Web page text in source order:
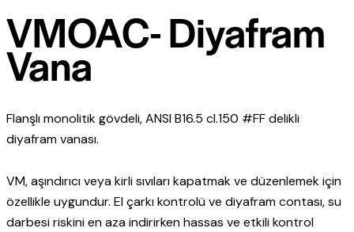
VMOAC- Diyafram
Vana
Flanşlı monolitik gövdeli, ANSI B16.5 cl.150 #FF delikli
diyafram vanası.
VM, aşındırıcı veya kirli sıvıları kapatmak ve düzenlemek için
özellikle uygundur. El çarkı kontrolü ve diyafram contası, su
darbesi riskini en aza indirirken hassas ve etkili kontrol